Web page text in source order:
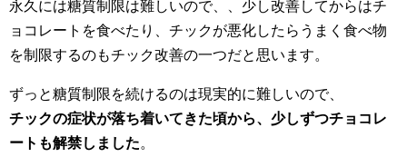
永久には糖質制限は難しいので、、少し改善してからはチ
ョコレートを食べたり、チックが悪化したらうまく食べ物
を制限するのもチック改善の一つだと思います。
ずっと糖質制限を続けるのは現実的に難しいので、
チックの症状が落ち着いてきた頃から、少しずつチョコレ
ートも解禁しました。